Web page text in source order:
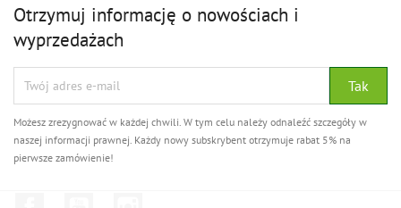
Otrzymuj informację o nowościach i
wyprzedażach
Możesz zrezygnować w każdej chwili. W tym celu należy odnaleźć szczegóły w
naszej informacji prawnej. Każdy nowy subskrybent otrzymuje rabat 5% na
pierwsze zamówienie!